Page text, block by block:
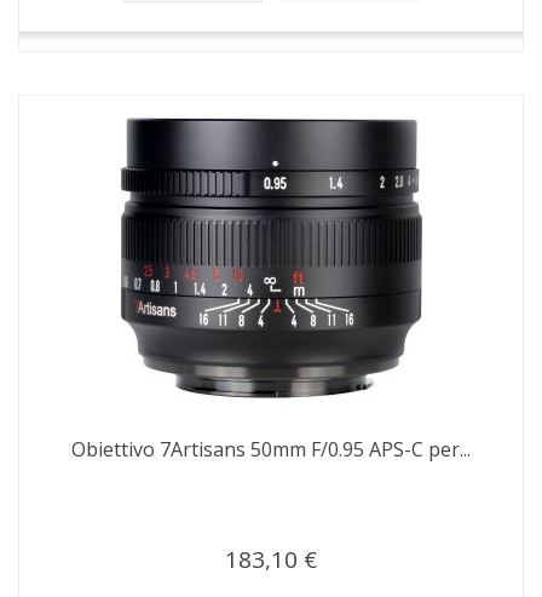
Obiettivo 7Artisans 50mm F/0.95 APS-C per...
183,10 €